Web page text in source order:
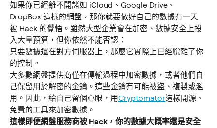
如果你已經離不開諸如 iCloud、Google Drive、
DropBox 這樣的網盤，那你就要做好自己的數據有一天
被 Hack 的覺悟。雖然大型企業會在加密、數據安全上投
入大量預算，但你依然不能否認：
只要數據還在對方伺服器上，那麼它實際上已經脫離了你
的控制。
大多數網盤提供商僅在傳輸過程中加密數據，或者他們自
己保留用於解密的金鑰。這些金鑰有可能被盜、複製或濫
用。因此，給自己留個心眼，用Cryptomator這樣開源、
免費的工具來加密數據。
這樣即便網盤服務商被 Hack，你的數據大概率還是安全